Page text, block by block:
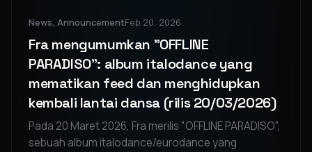
News, AnnouncementFeb 20, 2026
Fra mengumumkan "OFFLINE
PARADISO": album italodance yang
mematikan feed dan menghidupkan
kembali lantai dansa (rilis 20/03/2026)
Pada 20 Maret 2026, Fra merilis "OFFLINE PARADISO",
sebuah album italodance/eurodance yang